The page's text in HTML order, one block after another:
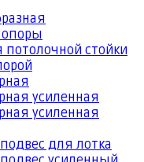
опоры
потолочной стойки
усиленная
усиленная
для лотка